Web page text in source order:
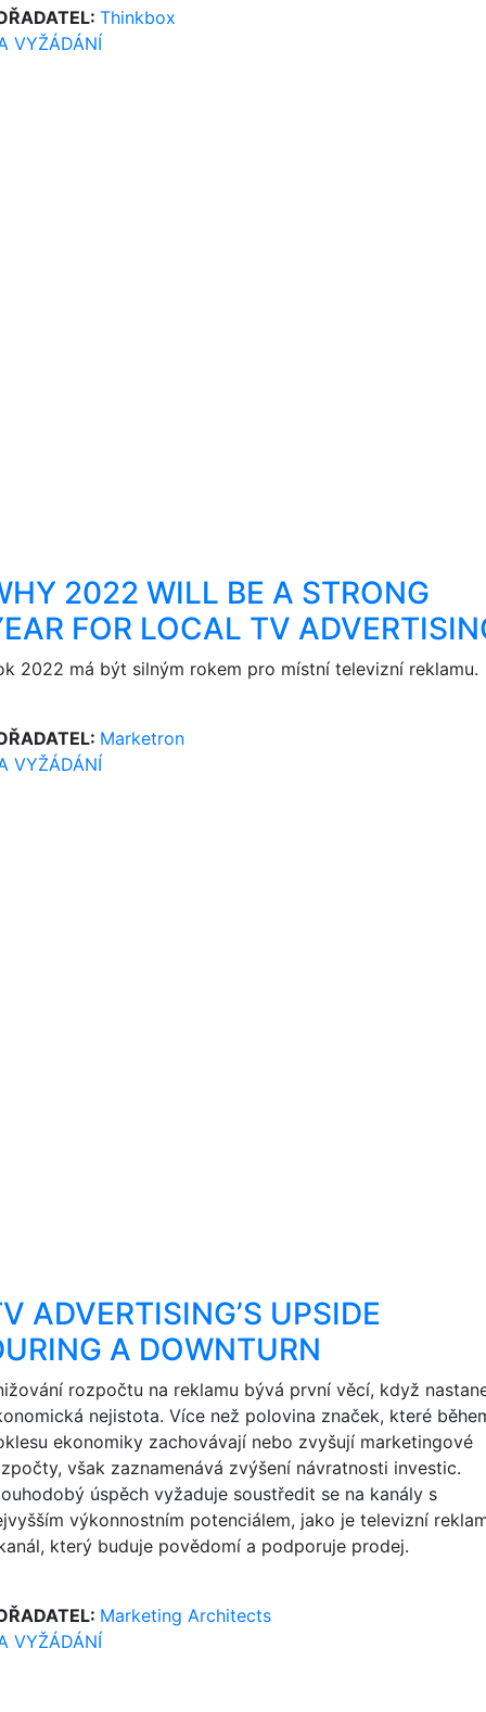
Thinkbox
VYŽÁDÁNÍ
2022 WILL BE A STRONG
FOR LOCAL TV
2022 má být silným rokem pro místní televizní reklamu.
Marketron
VYŽÁDÁNÍ
ADVERTISING’S UPSIDE
A DOWNTURN
rozpočtu na reklamu bývá první věcí, když
nejistota. Více než polovina značek, které
ekonomiky zachovávají nebo zvyšují marketingové
však zaznamenává zvýšení návratnosti investic.
úspěch vyžaduje soustředit se na kanály s
výkonnostním potenciálem, jako je televizní
který buduje povědomí a podporuje prodej.
Marketing Architects
VYŽÁDÁNÍ